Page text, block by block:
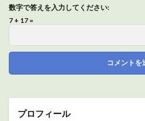
数字で答えを入力してください:
7 + 17 =
プロフィール